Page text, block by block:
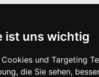
ist uns wichtig
und Targeting
die Sie sehen,